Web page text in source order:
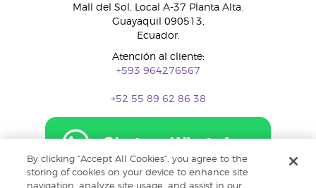
Mall del Sol, Local A-37 Planta Alta.
Guayaquil 090513,
Ecuador.
Atención al cliente:
+593 964276567
+52 55 89 62 86 38
By clicking “Accept All Cookies”, you agree to the
storing of cookies on your device to enhance site